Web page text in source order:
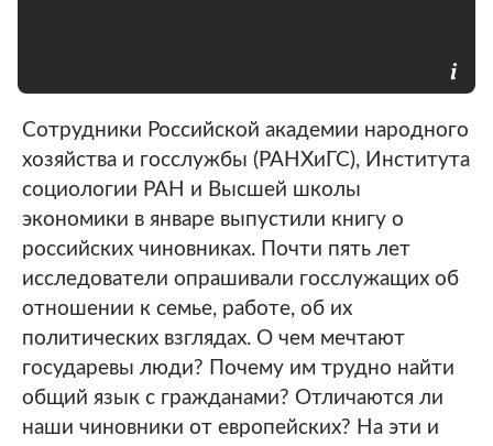
Сотрудники Российской академии народного
хозяйства и госслужбы (РАНХиГС), Института
социологии РАН и Высшей школы
экономики в январе выпустили книгу о
российских чиновниках. Почти пять лет
исследователи опрашивали госслужащих об
отношении к семье, работе, об их
политических взглядах. О чем мечтают
государевы люди? Почему им трудно найти
общий язык с гражданами? Отличаются ли
наши чиновники от европейских? На эти и